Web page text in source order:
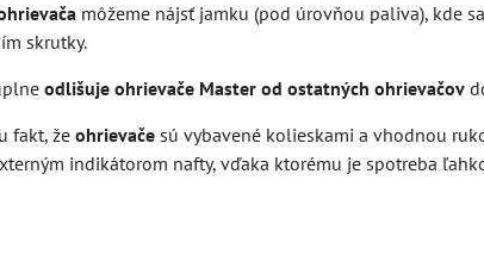
môžeme nájsť jamku (pod úrovňou paliva), kde
skrutky.
odlišuje ohrievače Master od ostatných ohrievačov
fakt, žeohrievačesú vybavené kolieskami a vhodnou
indikátorom nafty, vďaka ktorému je spotreba